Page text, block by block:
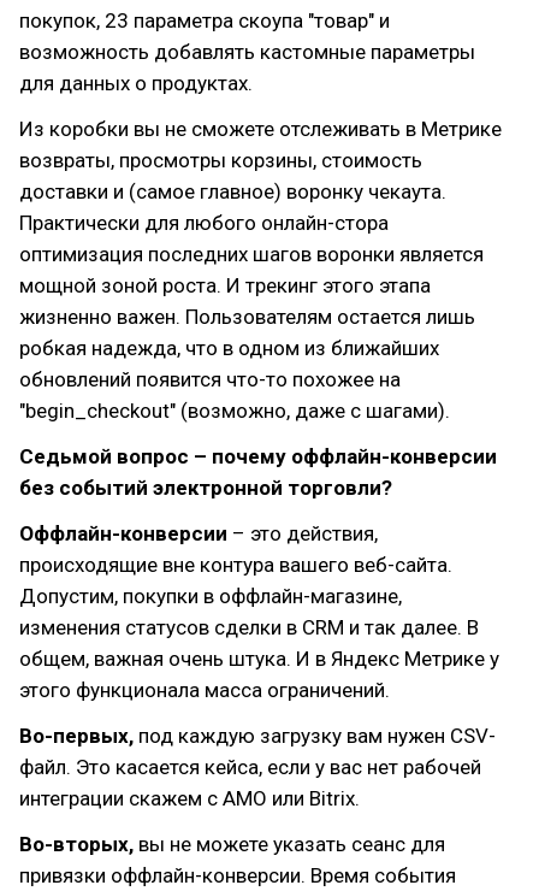
покупок, 23 параметра скоупа "товар" и
возможность добавлять кастомные параметры
для данных о продуктах.
Из коробки вы не сможете отслеживать в Метрике
возвраты, просмотры корзины, стоимость
доставки и (самое главное) воронку чекаута.
Практически для любого онлайн-стора
оптимизация последних шагов воронки является
мощной зоной роста. И трекинг этого этапа
жизненно важен. Пользователям остается лишь
робкая надежда, что в одном из ближайших
обновлений появится что-то похожее на
"begin_checkout" (возможно, даже с шагами).
Седьмой вопрос – почему оффлайн-конверсии
без событий электронной торговли?
Оффлайн-конверсии – это действия,
происходящие вне контура вашего веб-сайта.
Допустим, покупки в оффлайн-магазине,
изменения статусов сделки в CRM и так далее. В
общем, важная очень штука. И в Яндекс Метрике у
этого функционала масса ограничений.
Во-первых, под каждую загрузку вам нужен CSV-
файл. Это касается кейса, если у вас нет рабочей
интеграции скажем с АМО или Bitrix.
Во-вторых, вы не можете указать сеанс для
привязки оффлайн-конверсии. Время события